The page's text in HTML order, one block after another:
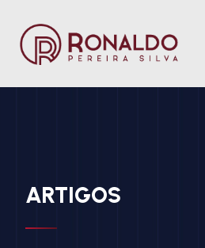
ARTIGOS